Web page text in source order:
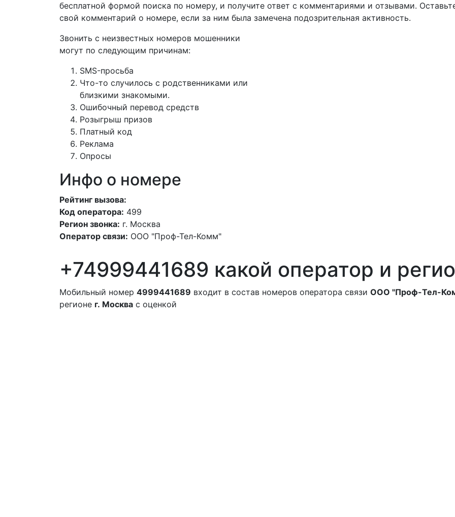
бесплатной формой поиска по номеру, и получите ответ с комментариями и отзывами.
свой комментарий о номере, если за ним была замечена подозрительная активность.
Звонить с неизвестных номеров мошенники
могут по следующим причинам:
SMS-просьба
Что-то случилось с родственниками или
близкими знакомыми.
Ошибочный перевод средств
Розыгрыш призов
Платный код
Реклама
Опросы
Инфо о номере
Рейтинг вызова:
Код оператора: 499
Регион звонка: г. Москва
Оператор связи: ООО "Проф-Тел-Комм"
+74999441689 какой оператор и
Мобильный номер 4999441689 входит в состав номеров оператора связи ООО "Проф-Тел-
регионе г. Москва с оценкой